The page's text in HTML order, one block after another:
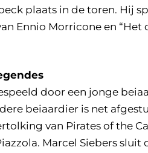
plaats in de toren. Hij
Ennio Morricone en “Het
door een jonge
beiaardier is net
van Pirates of the
Marcel Siebers sluit